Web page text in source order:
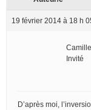
19 février 2014 à 18 h
Camille
Invité
D’après moi,